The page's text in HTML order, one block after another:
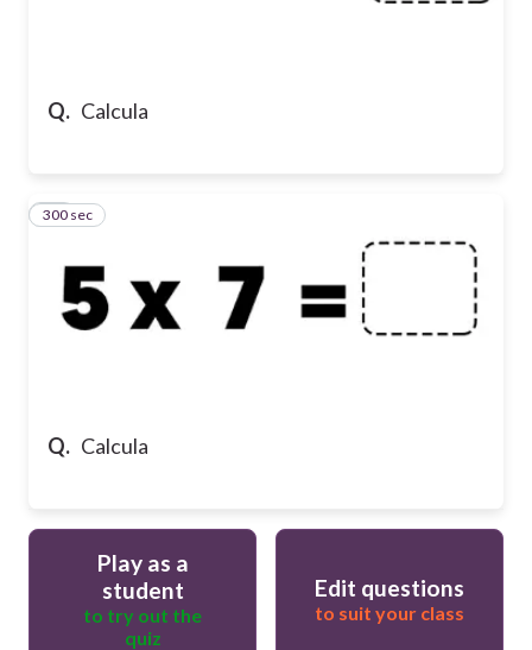
Q. Calcula
Q. Calcula
10
300 sec
Play as a
student
to try out the
quiz
Edit questions
to suit your class